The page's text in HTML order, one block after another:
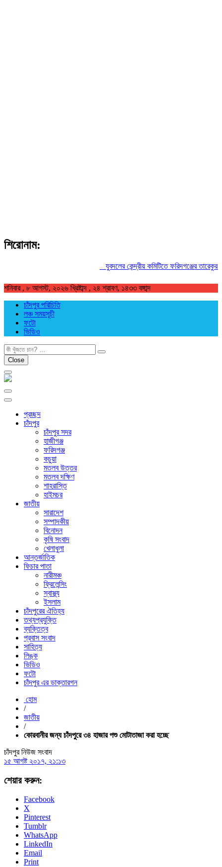
শিরোনাম:
যুবদলের কেন্দ্রীয় কমিটিতে ফরিদগঞ্জের তারেকুর রহমান
শনিবার , ৮ আগস্ট, ২০২৬ খ্রিষ্টাব্দ , ২৪ শ্রাবণ, ১৪৩৩ বঙ্গাব্দ
চাঁদপুর পরিচিতি
লঞ্চ সময়সূচী
ফটো
ভিডিও
খুজুন
Close
প্রচ্ছদ
চাঁদপুর
চাঁদপুর সদর
হাজীগঞ্জ
ফরিদগঞ্জ
কচুয়া
মতলব উত্তর
মতলব দক্ষিণ
শাহরাস্তি
হাইমচর
জাতীয়
সারাদেশ
সম্পাদকীয়
বিনোদন
কৃষি সংবাদ
খেলাধুলা
আন্তর্জাতিক
ফিচার পাতা
নারীমঞ্চ
ফ্রিলেন্সিং
স্বাস্থ্য
ইসলাম
চাঁদপুরের ঐতিহ্য
তথ্যপ্রযুক্তি
ব্যক্তিত্ব
প্রবাস সংবাদ
সাহিত্য
লিঙ্ক
ভিডিও
ফটো
চাঁদপুর এর ডাক্তারগন
হোম
/
জাতীয়
/
কোরবানীর জন্য চাঁদপুরে ৩৪ হাজার পশু মোটাতাজা করা হচ্ছে
চাঁদপুর নিউজ সংবাদ
১৫ আগষ্ট ২০১৭, ২১:১৩
শেয়ার করুন:
Facebook
X
Pinterest
Tumblr
WhatsApp
LinkedIn
Email
Print